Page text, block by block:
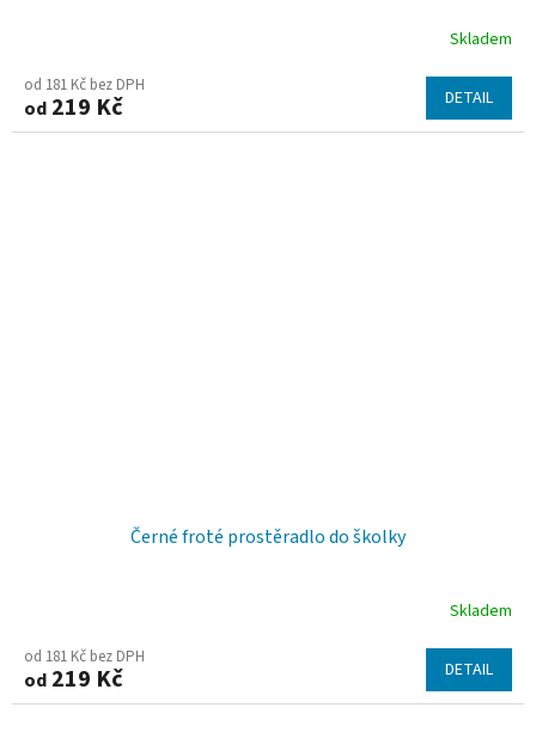
Skladem
od 181 Kč bez DPH
od 219 Kč DETAIL
Černé froté prostěradlo do školky
Skladem
od 181 Kč bez DPH
od 219 Kč DETAIL